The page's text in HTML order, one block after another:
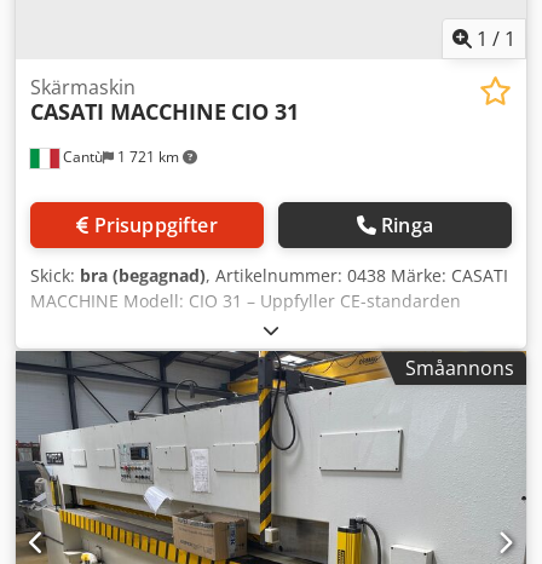
1 / 1
Cantù 1 721 km
Skärmaskin
CASATI MACCHINE CIO 31
Prisuppgifter Ringa
Skick: bra (begagnad), Artikelnummer: 0438 Märke: CASATI
MACCHINE Modell: CIO 31 – Uppfyller CE-standarden
Crsdpfjzkqw Ejx Ahiof Hydraulisk kapmaskin för faner,
avsedd för möbeltillverkning, snickerier, specialanpassade
möbler, dörrar, fanér och diverse användningsområden –
uppfyller CE-standarden. Tekniska specifikationer:
Klipplängd: 3100 mm Arbetsavstånd mellan pressbackar:
45 mm Elektriskt manövrerat bakre stopp Maximalt
stoppdjup: 600 mm Minimalt stoppdjup: 25 mm Hydraulisk
aggregatmotor: 4 hk Främre stopp Säkerhetsfotoceller
Totala mått (mm): 4100 x 1000 x 1600 (höjd) Vikt (kg): 2200
Småannons